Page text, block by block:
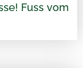
Fuss vom